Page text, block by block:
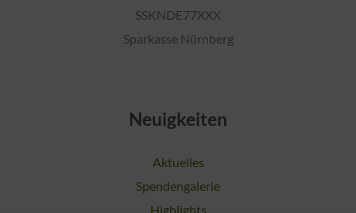
SSKNDE77XXX
Sparkasse Nürnberg
Neuigkeiten
Aktuelles
Spendengalerie
Highlights